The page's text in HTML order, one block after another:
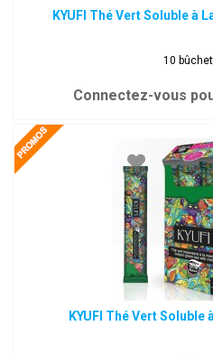
KYUFI Thé Vert Soluble à
10
Connectez-vous
KYUFI Thé Vert Soluble